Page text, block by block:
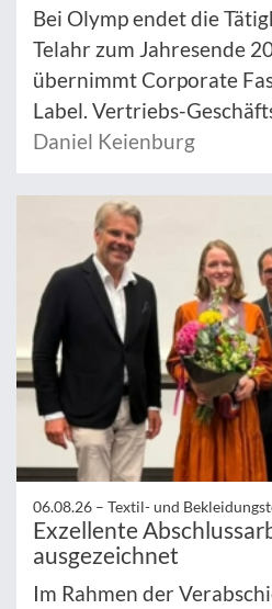
Bei Olymp endet die
Telahr zum Jahresende
übernimmt Corporate
Label. Vertriebs-
Daniel Keienburg
06.08.26 – Textil- und
Exzellente
ausgezeichnet
Im Rahmen der